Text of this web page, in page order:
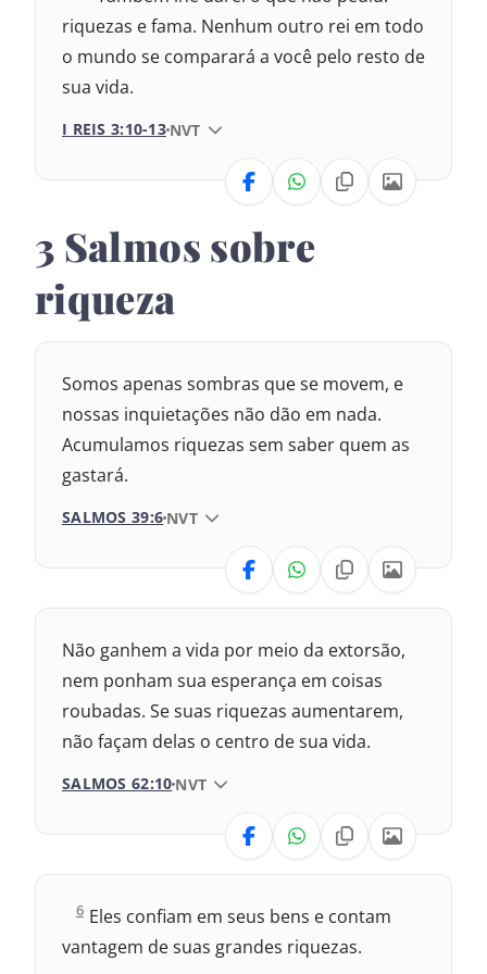
e
s
3
riquezas e fama. Nenhum outro rei em todo
o mundo se comparará a você pelo resto de
sua vida.
I REIS 3:10-13 VERSÃO DA BÍBLIA
NVT
VERSÃO
Nova Versão Internacional
2017 – Nova Almeida Atualizada
2009 – Almeida Revisada e Corrigida
1969 – Almeida Revisada e Corrigida
1993 – Almeida Revisada e Atualizada
3 Salmos sobre
riqueza
Somos apenas sombras que se movem, e
nossas inquietações não dão em nada.
Acumulamos riquezas sem saber quem as
gastará.
SALMOS 39:6 VERSÃO DA BÍBLIA
NVT
VERSÃO
2017 – Nova Almeida Atualizada
2009 – Almeida Revisada e Corrigida
1969 – Almeida Revisada e Corrigida
1993 – Almeida Revisada e Atualizada
Não ganhem a vida por meio da extorsão,
nem ponham sua esperança em coisas
roubadas. Se suas riquezas aumentarem,
não façam delas o centro de sua vida.
SALMOS 62:10 VERSÃO DA BÍBLIA
NVT
VERSÃO
2017 – Nova Almeida Atualizada
S
l
6 Eles confiam em seus bens e contam
vantagem de suas grandes riquezas.